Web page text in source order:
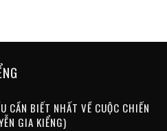
CẦN BIẾT NHẤT VỀ CUỘC CHIẾN
GIA KIỂNG)